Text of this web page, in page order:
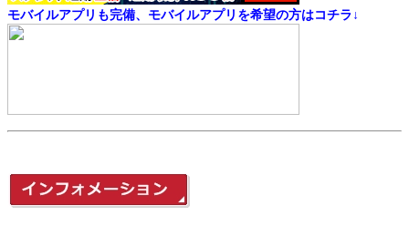
モバイルアプリも完備、モバイルアプリを希望の方はコチラ↓